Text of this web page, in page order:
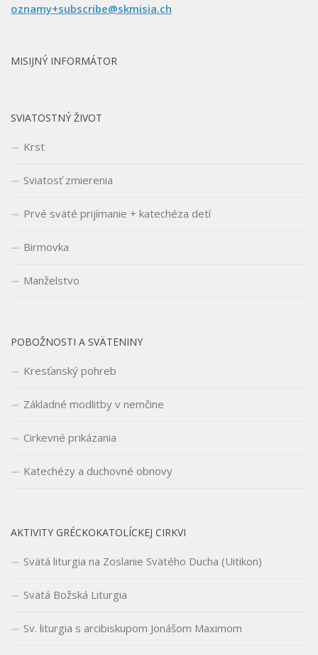
oznamy+subscribe@skmisia.ch
MISIJNÝ INFORMÁTOR
SVIATOSTNÝ ŽIVOT
Krst
Sviatosť zmierenia
Prvé sväté prijímanie + katechéza detí
Birmovka
Manželstvo
POBOŽNOSTI A SVÄTENINY
Kresťanský pohreb
Základné modlitby v nemčine
Cirkevné prikázania
Katechézy a duchovné obnovy
AKTIVITY GRÉCKOKATOLÍCKEJ CIRKVI
Svätá liturgia na Zoslanie Svätého Ducha (Uitikon)
Svätá Božská Liturgia
Sv. liturgia s arcibiskupom Jonášom Maximom